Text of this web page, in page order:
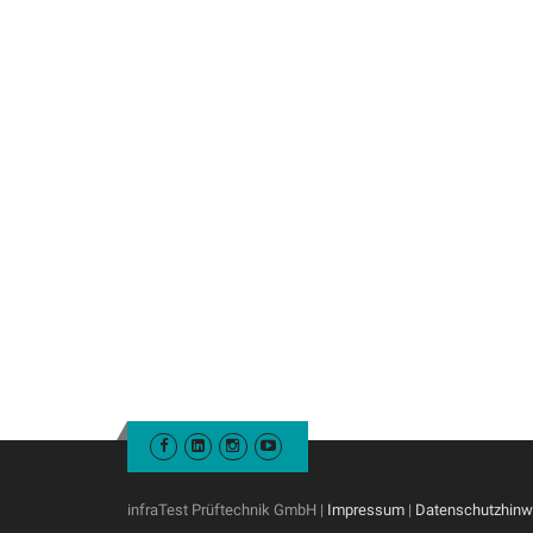
infraTest Prüftechnik GmbH | Impressum |